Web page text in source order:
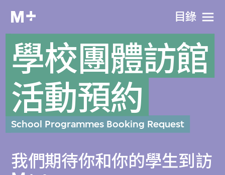
目​錄
學校團體訪館
活動預約
School Programmes Booking Request
我們期待你和你的學生到訪